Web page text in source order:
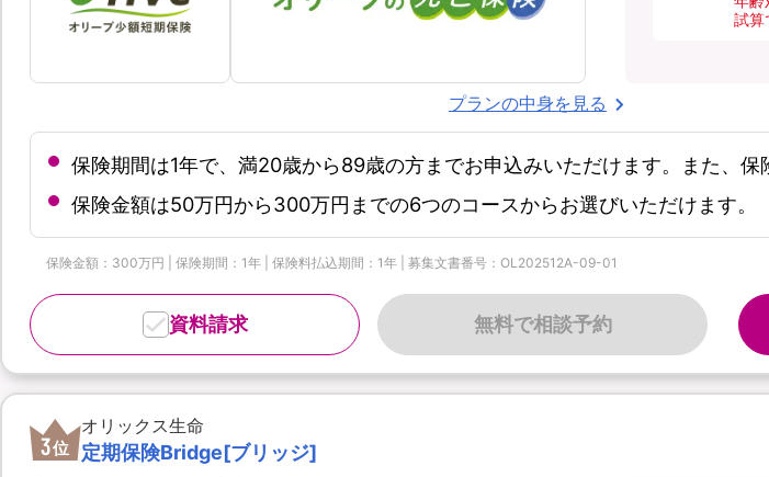
試算
プランの中身を見る
保険期間は1年で、満20歳から89歳の方までお申込みいただけます。また、保
保険金額は50万円から300万円までの6つのコースからお選びいただけます。
保険金額：300万円 | 保険期間：1年 | 保険料払込期間：1年 | 募集文書番号：OL202512A-09-01
無料で相談予約
資料請求
3位
オリックス生命
定期保険Bridge[ブリッジ]